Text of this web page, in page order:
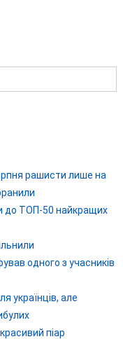
рашисти лише на
до ТОП-50 найкращих
одного з учасників
українців, але
піар